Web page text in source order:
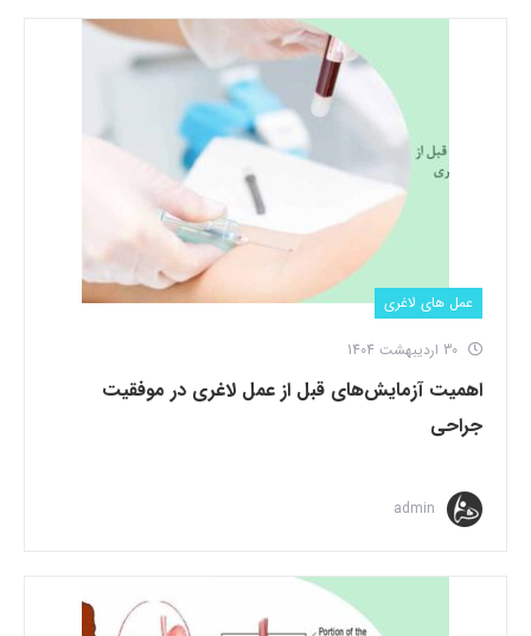
عمل های لاغری
اهمیت آزمایش‌های قبل از عمل لاغری در موفقیت
جراحی
admin